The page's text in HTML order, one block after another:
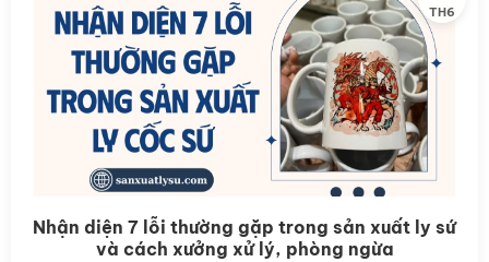
Nhận diện 7 lỗi thường gặp trong sản xuất ly sứ
và cách xưởng xử lý, phòng ngừa
TH6